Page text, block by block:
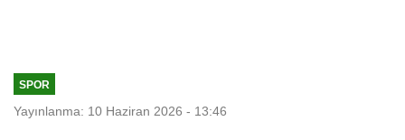
SPOR
Yayınlanma: 10 Haziran 2026 - 13:46